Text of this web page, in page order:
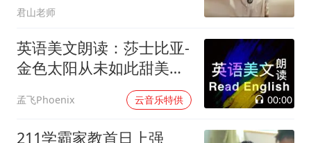
君山老师
英语美文朗读：莎士比亚-
金色太阳从未如此甜美吻
孟飞Phoenix 云音乐特供 00:00
211学霸家教首日上强